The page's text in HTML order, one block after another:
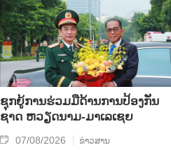
ຊຸກ​ຍູ້​ການ​ຮ່ວມ​ມື​ດ້ານ​ການ​ປ້ອງ​ກັນ​
ຊາດ ຫວຽດ​ນາມ-ມາ​ເລ​ເຊຍ
07/08/2026 ຂ່າວສານ